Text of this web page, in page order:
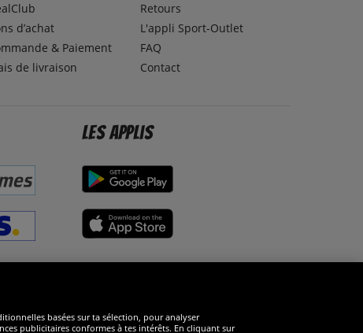
d’achat
& Paiement
de livraison
Retours
L'appli Sport-Outlet
FAQ
Contact
Les applis
basées sur ta sélection, pour analyser
publicitaires conformes à tes intérêts. En cliquant sur